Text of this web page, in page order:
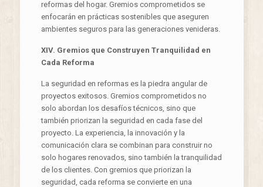
reformas del hogar. Gremios comprometidos se
enfocarán en prácticas sostenibles que aseguren
ambientes seguros para las generaciones venideras.
XIV. Gremios que Construyen Tranquilidad en
Cada Reforma
La seguridad en reformas es la piedra angular de
proyectos exitosos. Gremios comprometidos no
solo abordan los desafíos técnicos, sino que
también priorizan la seguridad en cada fase del
proyecto. La experiencia, la innovación y la
comunicación clara se combinan para construir no
solo hogares renovados, sino también la tranquilidad
de los clientes. Con gremios que priorizan la
seguridad, cada reforma se convierte en una